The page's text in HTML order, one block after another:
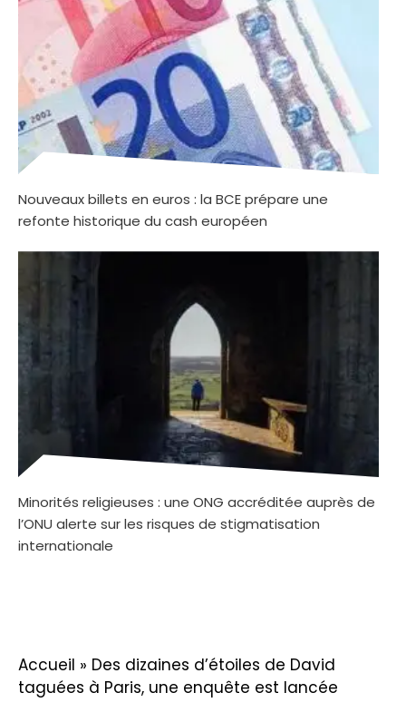
Nouveaux billets en euros : la BCE prépare une
refonte historique du cash européen
Minorités religieuses : une ONG accréditée auprès de
l’ONU alerte sur les risques de stigmatisation
internationale
Accueil » Des dizaines d’étoiles de David
taguées à Paris, une enquête est lancée